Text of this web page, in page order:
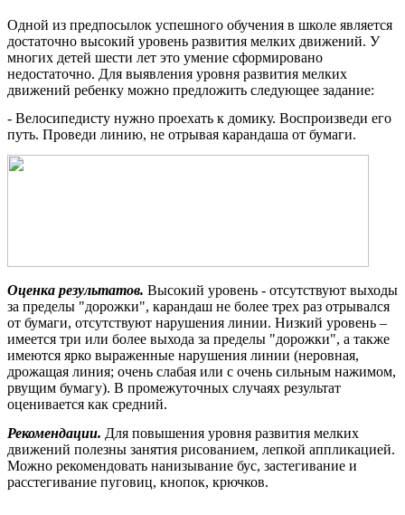
Одной из предпосылок успешного обучения в школе является
достаточно высокий уровень развития мелких движений. У
многих детей шести лет это умение сформировано
недостаточно. Для выявления уровня развития мелких
движений ребенку можно предложить следующее задание:
- Велосипедисту нужно проехать к домику. Воспроизведи его
путь. Проведи линию, не отрывая карандаша от бумаги.
Оценка результатов. Высокий уровень - отсутствуют выходы
за пределы "дорожки", карандаш не более трех раз отрывался
от бумаги, отсутствуют нарушения линии. Низкий уровень –
имеется три или более выхода за пределы "дорожки", а также
имеются ярко выраженные нарушения линии (неровная,
дрожащая линия; очень слабая или с очень сильным нажимом,
рвущим бумагу). В промежуточных случаях результат
оценивается как средний.
Рекомендации. Для повышения уровня развития мелких
движений полезны занятия рисованием, лепкой аппликацией.
Можно рекомендовать нанизывание бус, застегивание и
расстегивание пуговиц, кнопок, крючков.